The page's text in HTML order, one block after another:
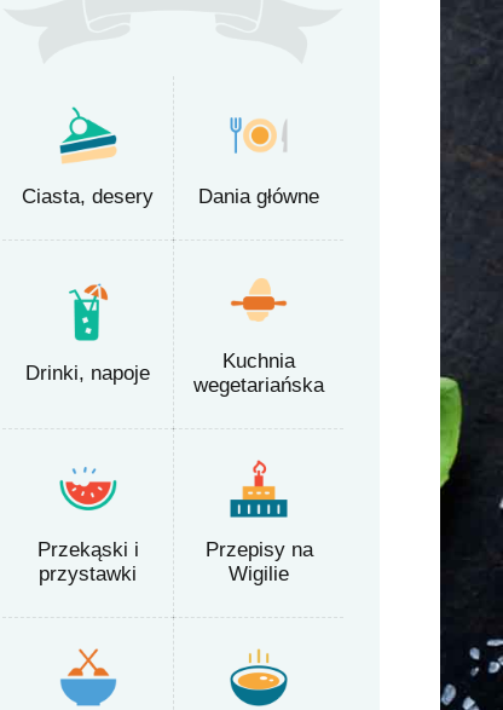
Ciasta, desery Dania główne
Drinki, napoje
Kuchnia
wegetariańska
Przekąski i
przystawki
Przepisy na
Wigilie